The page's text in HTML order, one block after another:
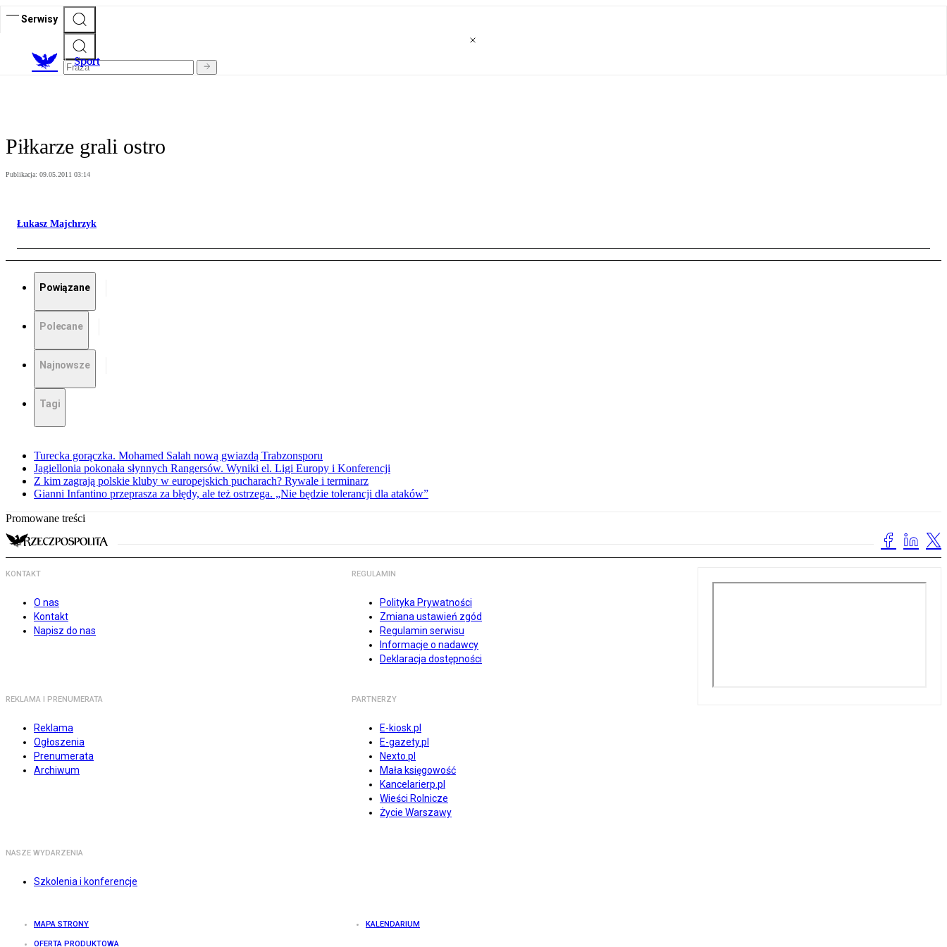
Serwisy
Sport
Piłkarze grali ostro
Publikacja: 09.05.2011 03:14
Łukasz Majchrzyk
Powiązane
Polecane
Najnowsze
Tagi
Turecka gorączka. Mohamed Salah nową gwiazdą Trabzonsporu
Jagiellonia pokonała słynnych Rangersów. Wyniki el. Ligi Europy i Konferencji
Z kim zagrają polskie kluby w europejskich pucharach? Rywale i terminarz
Gianni Infantino przeprasza za błędy, ale też ostrzega. „Nie będzie tolerancji dla ataków”
Promowane treści
KONTAKT
O nas
Kontakt
Napisz do nas
REGULAMIN
Polityka Prywatności
Zmiana ustawień zgód
Regulamin serwisu
Informacje o nadawcy
Deklaracja dostępności
REKLAMA I PRENUMERATA
Reklama
Ogłoszenia
Prenumerata
Archiwum
PARTNERZY
E-kiosk.pl
E-gazety.pl
Nexto.pl
Mała księgowość
Kancelarierp.pl
Wieści Rolnicze
Życie Warszawy
NASZE WYDARZENIA
Szkolenia i konferencje
MAPA STRONY KALENDARIUM
OFERTA PRODUKTOWA